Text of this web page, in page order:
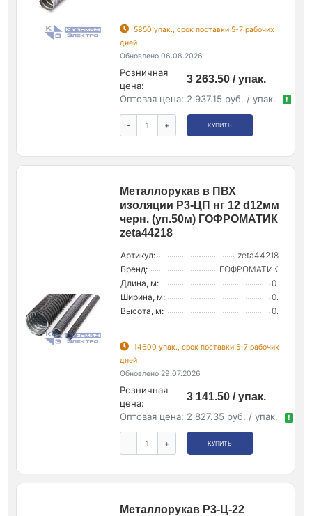
5850 упак., срок поставки 5-7 рабочих
дней
Обновлено 06.08.2026
Розничная
цена:
3 263.50 / упак.
Оптовая цена: 2 937.15 руб. / упак. !
- + КУПИТЬ
Металлорукав в ПВХ
изоляции Р3-ЦП нг 12 d12мм
черн. (уп.50м) ГОФРОМАТИК
zeta44218
Артикул:
zeta44218
Бренд:
ГОФРОМАТИК
Длина, м:
0.
Ширина, м:
0.
Высота, м:
0.
14600 упак., срок поставки 5-7 рабочих
дней
Обновлено 29.07.2026
Розничная
цена:
3 141.50 / упак.
Оптовая цена: 2 827.35 руб. / упак. !
- + КУПИТЬ
Металлорукав Р3-Ц-22